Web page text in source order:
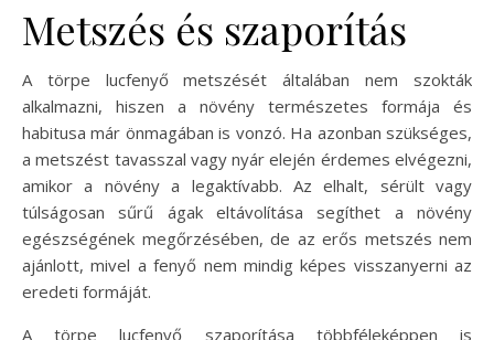
Metszés és szaporítás
A törpe lucfenyő metszését általában nem szokták
alkalmazni, hiszen a növény természetes formája és
habitusa már önmagában is vonzó. Ha azonban szükséges,
a metszést tavasszal vagy nyár elején érdemes elvégezni,
amikor a növény a legaktívabb. Az elhalt, sérült vagy
túlságosan sűrű ágak eltávolítása segíthet a növény
egészségének megőrzésében, de az erős metszés nem
ajánlott, mivel a fenyő nem mindig képes visszanyerni az
eredeti formáját.
A törpe lucfenyő szaporítása többféleképpen is